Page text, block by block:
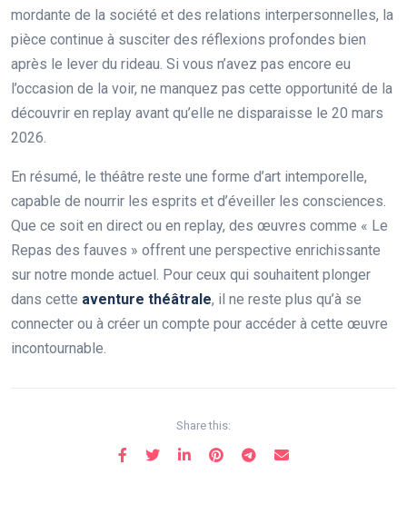
mordante de la société et des relations interpersonnelles, la
pièce continue à susciter des réflexions profondes bien
après le lever du rideau. Si vous n’avez pas encore eu
l’occasion de la voir, ne manquez pas cette opportunité de la
découvrir en replay avant qu’elle ne disparaisse le 20 mars
2026.
En résumé, le théâtre reste une forme d’art intemporelle,
capable de nourrir les esprits et d’éveiller les consciences.
Que ce soit en direct ou en replay, des œuvres comme « Le
Repas des fauves » offrent une perspective enrichissante
sur notre monde actuel. Pour ceux qui souhaitent plonger
dans cette aventure théâtrale, il ne reste plus qu’à se
connecter ou à créer un compte pour accéder à cette œuvre
incontournable.
Share this: